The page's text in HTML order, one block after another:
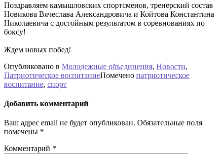
Поздравляем камышловских спортсменов, тренерский состав
Новикова Вячеслава Александровича и Койтова Константина
Николаевича с достойным результатом в соревнованиях по
боксу!
Ждем новых побед!
Опубликовано в Молодежные объединения, Новости,
Патриотическое воспитаниеПомечено патриотическое
воспитание, спорт
Добавить комментарий
Ваш адрес email не будет опубликован. Обязательные поля
помечены *
Комментарий *